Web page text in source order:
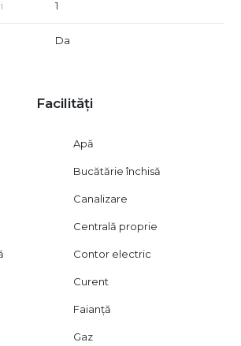
se face în baza unui acord de vizionare,
gratuită pentru obținerea finanțării prin
1
Da
Facilități
Apă
Bucătărie închisă
Canalizare
Centrală proprie
Contor electric
Curent
Faianță
Gaz